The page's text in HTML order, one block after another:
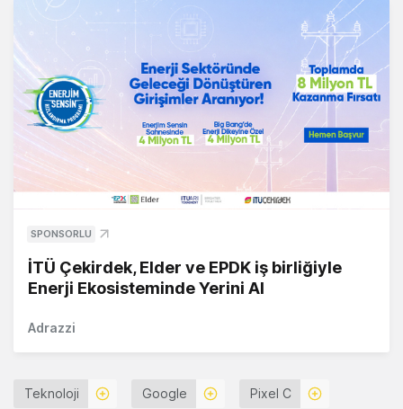
SPONSORLU
İTÜ Çekirdek, Elder ve EPDK iş birliğiyle
Enerji Ekosisteminde Yerini Al
Adrazzi
Teknoloji Google Pixel C